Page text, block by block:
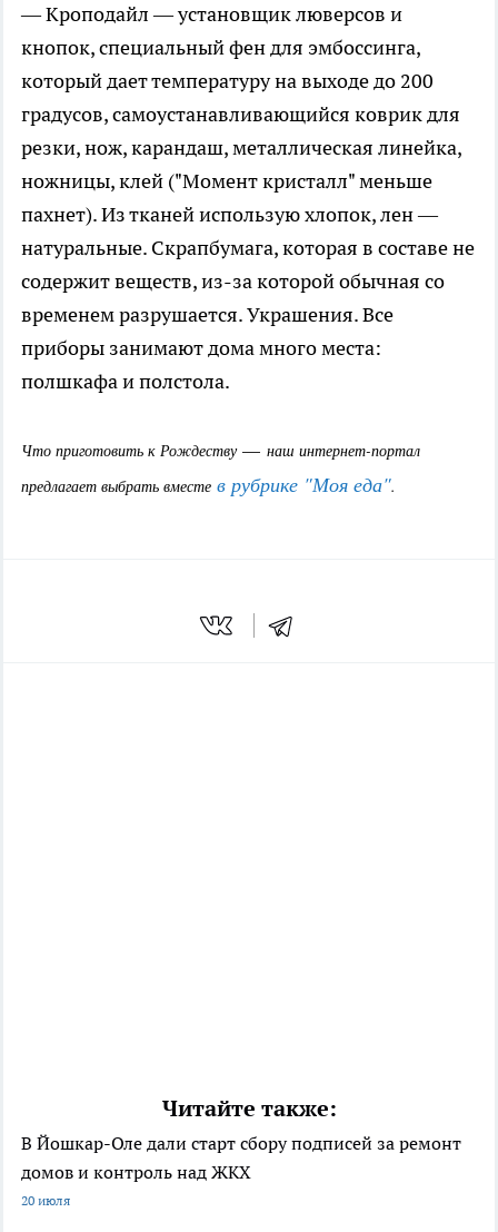
— Кроподайл — установщик люверсов и
кнопок, специальный фен для эмбоссинга,
который дает температуру на выходе до 200
градусов, самоустанавливающийся коврик для
резки, нож, карандаш, металлическая линейка,
ножницы, клей ("Момент кристалл" меньше
пахнет). Из тканей использую хлопок, лен —
натуральные. Скрапбумага, которая в составе не
содержит веществ, из-за которой обычная со
временем разрушается. Украшения. Все
приборы занимают дома много места:
полшкафа и полстола.
Что приготовить к Рождеству — наш интернет-портал
предлагает выбрать вместе в рубрике "Моя еда".
Читайте также:
В Йошкар-Оле дали старт сбору подписей за ремонт
домов и контроль над ЖКХ
20 июля